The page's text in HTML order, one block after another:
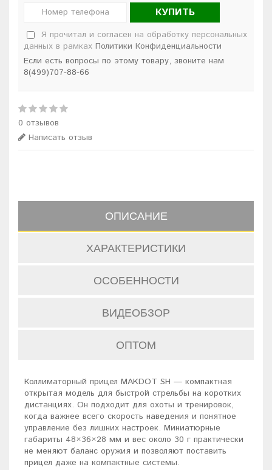
КУПИТЬ
Я прочитал и согласен на обработку персональных
данных в рамках Политики Конфиденциальности
Если есть вопросы по этому товару, звоните нам
8(499)707-88-66
0 отзывов
Написать отзыв
ОПИСАНИЕ
ХАРАКТЕРИСТИКИ
ОСОБЕННОСТИ
ВИДЕОБЗОР
ОПТОМ
Коллиматорный прицел MAKDOT SH — компактная
открытая модель для быстрой стрельбы на коротких
дистанциях. Он подходит для охоты и тренировок,
когда важнее всего скорость наведения и понятное
управление без лишних настроек. Миниатюрные
габариты 48×36×28 мм и вес около 30 г практически
не меняют баланс оружия и позволяют поставить
прицел даже на компактные системы.